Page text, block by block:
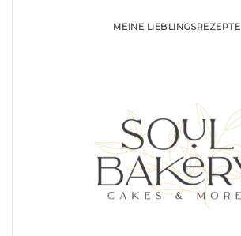
MEINE LIEBLINGSREZEPTE